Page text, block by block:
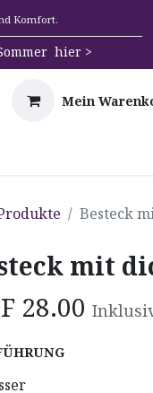
Komfort.
hier >
Mein
Besteck
mit
28.00